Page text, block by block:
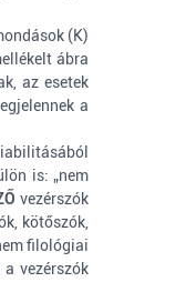
(K)
ábra
az esetek
a
is: „nem
vezérszók
kötőszók,
filológiai
vezérszók